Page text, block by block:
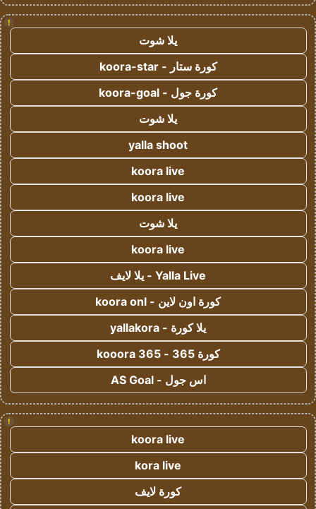
!
يلا شوت
كورة ستار - koora-star
كورة جول - koora-goal
يلا شوت
yalla shoot
koora live
koora live
يلا شوت
koora live
Yalla Live - يلا لايف
كورة اون لاين - koora onl
يلا كورة - yallakora
كورة 365 - kooora 365
اس جول - AS Goal
!
koora live
kora live
كورة لايف